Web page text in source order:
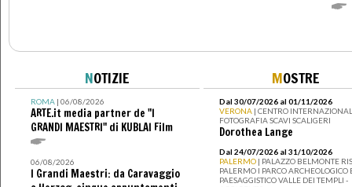
NOTIZIE
ROMA| 06/08/2026
ARTE.it media partner de "I
GRANDI MAESTRI" di KUBLAI Film
06/08/2026
I Grandi Maestri: da Caravaggio
MOSTRE
Dal 30/07/2026 al 01/11/2026
VERONA | CENTRO
FOTOGRAFIA SCAVI SCALIGERI
Dorothea Lange
Dal 24/07/2026 al 31/10/2026
PALERMO | PALAZZO BELMONTE
PALERMO I PARCO ARCHEOLOGICO
PAESAGGISTICO VALLE DEI TEMPLI -